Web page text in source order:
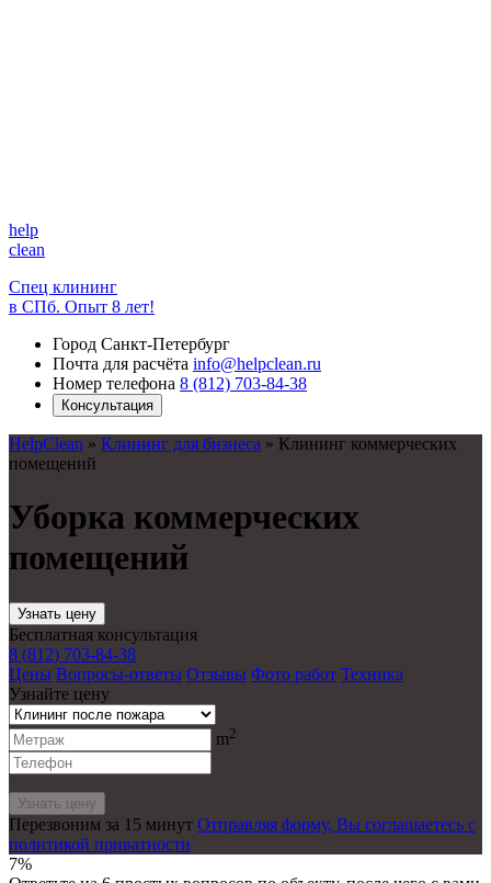
help
clean
Спец клининг
в СПб. Опыт 8 лет!
Город Санкт-Петербург
Почта для расчёта info@helpclean.ru
Номер телефона 8 (812) 703-84-38
Консультация
HelpClean » Клининг для бизнеса » Клининг коммерческих
помещений
Уборка коммерческих
помещений
Узнать цену
Бесплатная консультация
8 (812) 703-84-38
Цены Вопросы-ответы Отзывы Фото работ Техника
Узнайте цену
m2
Перезвоним за 15 минут Отправляя форму, Вы соглашаетесь с
политикой приватности
7%